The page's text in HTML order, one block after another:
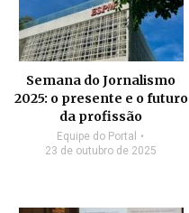
Semana do Jornalismo
2025: o presente e o futuro
da profissão
Equipe do Portal
23 de outubro de 2025